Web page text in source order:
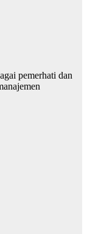
pemerhati dan